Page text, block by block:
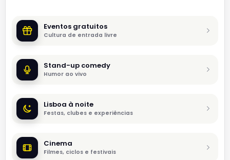
Eventos gratuitos
Cultura de entrada livre
Stand-up comedy
Humor ao vivo
Lisboa à noite
Festas, clubes e experiências
Cinema
Filmes, ciclos e festivais